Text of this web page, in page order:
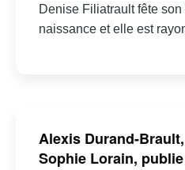
Denise Filiatrault fête
naissance et elle est
Alexis Durand-
Sophie Lorain,